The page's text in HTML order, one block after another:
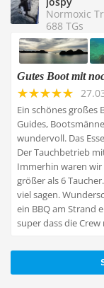
Normoxic
688 TGs
Gutes Boot mit
Ein schönes großes
Guides,
wundervoll. Das
Der Tauchbetrieb
Immerhin waren wir
größer als 6
viel sagen.
ein BBQ am Strand
super dass die